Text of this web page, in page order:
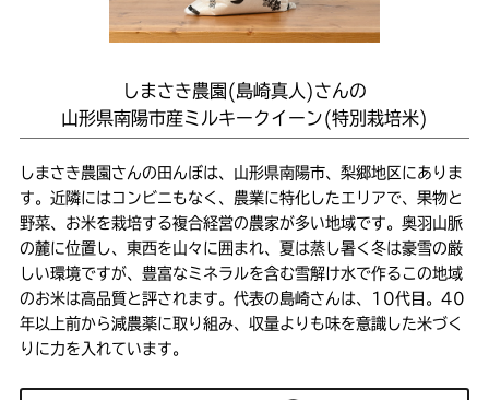
しまさき農園(島崎真人)さんの
山形県南陽市産ミルキークイーン(特別栽培米)
しまさき農園さんの田んぼは、山形県南陽市、梨郷地区にありま
す。近隣にはコンビニもなく、農業に特化したエリアで、果物と
野菜、お米を栽培する複合経営の農家が多い地域です。奥羽山脈
の麓に位置し、東西を山々に囲まれ、夏は蒸し暑く冬は豪雪の厳
しい環境ですが、豊富なミネラルを含む雪解け水で作るこの地域
のお米は高品質と評されます。代表の島崎さんは、10代目。40
年以上前から減農薬に取り組み、収量よりも味を意識した米づく
りに力を入れています。